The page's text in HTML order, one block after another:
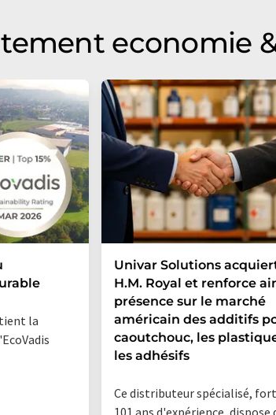
economie
la
Univar Solutions
H.M. Royal et renforce
présence sur le marché
américain des additifs
caoutchouc, les
les adhésifs
Ce distributeur spécialisé,
101 ans d'expérience, dispose